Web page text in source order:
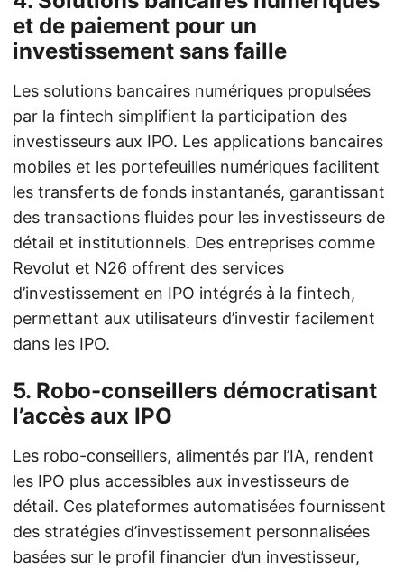
et de paiement pour un
investissement sans faille
Les solutions bancaires numériques propulsées
par la fintech simplifient la participation des
investisseurs aux IPO. Les applications bancaires
mobiles et les portefeuilles numériques facilitent
les transferts de fonds instantanés, garantissant
des transactions fluides pour les investisseurs de
détail et institutionnels. Des entreprises comme
Revolut et N26 offrent des services
d’investissement en IPO intégrés à la fintech,
permettant aux utilisateurs d’investir facilement
dans les IPO.
5. Robo-conseillers démocratisant
l’accès aux IPO
Les robo-conseillers, alimentés par l’IA, rendent
les IPO plus accessibles aux investisseurs de
détail. Ces plateformes automatisées fournissent
des stratégies d’investissement personnalisées
basées sur le profil financier d’un investisseur,